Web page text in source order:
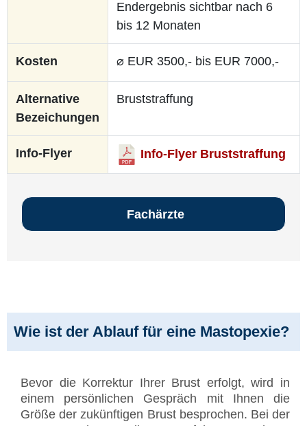
Endergebnis sichtbar nach 6
bis 12 Monaten
Kosten ⌀ EUR 3500,- bis EUR 7000,-
Alternative
Bezeichungen
Bruststraffung
Info-Flyer Info-Flyer Bruststraffung
Fachärzte
Wie ist der Ablauf für eine Mastopexie?
Bevor die Korrektur Ihrer Brust erfolgt, wird in
einem persönlichen Gespräch mit Ihnen die
Größe der zukünftigen Brust besprochen. Bei der